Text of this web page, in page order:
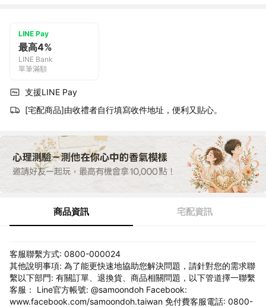
LINE Pay
最高4%
LINE Bank
單筆滿額
支援LINE Pay
[宅配商品]由收禮者自行填寫收件地址，便利又貼心。
商品資訊 宅配資訊
客服聯繫方式: 0800-000024
其他說明事項: 為了能更快速地協助您解決問題，請針對您的需求聯
繫以下部門: 有關訂單、退換貨、商品相關問題，以下管道擇一聯繫
客服： Line官方帳號: @samoondoh Facebook:
www.facebook.com/samoondoh.taiwan 免付費客服電話: 0800-